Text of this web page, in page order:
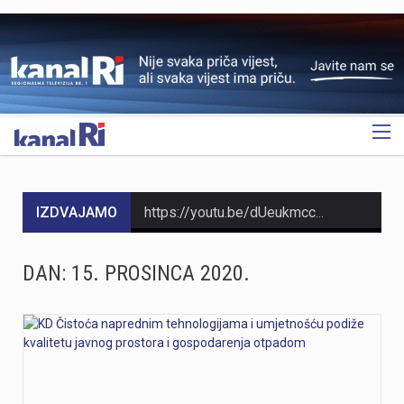
OGLAS
IZDVAJAMO
DAN: 15. PROSINCA 2020.